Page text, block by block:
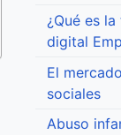
¿Qué es
digital
El
sociales
Abuso